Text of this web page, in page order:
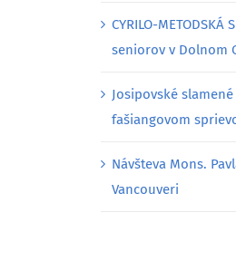
CYRILO-METODSKÁ
seniorov v Dolnom
Josipovské
fašiangovom
Návšteva Mons.
Vancouveri